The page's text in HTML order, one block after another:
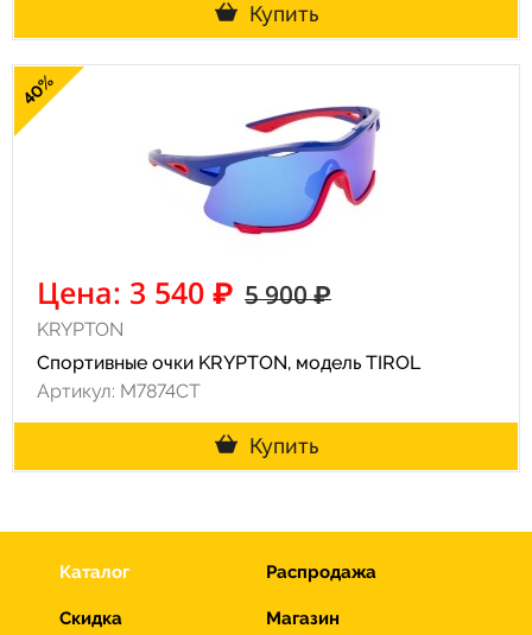
Купить
40%
Цена: 3 540 ₽ 5 900 ₽
KRYPTON
Спортивные очки KRYPTON, модель TIROL
Артикул: M7874CT
Купить
Каталог Распродажа
Скидка Магазин